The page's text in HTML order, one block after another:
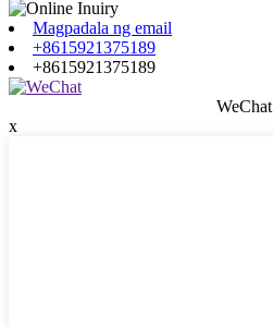
Magpadala ng email
+8615921375189
+8615921375189
WeChat
x